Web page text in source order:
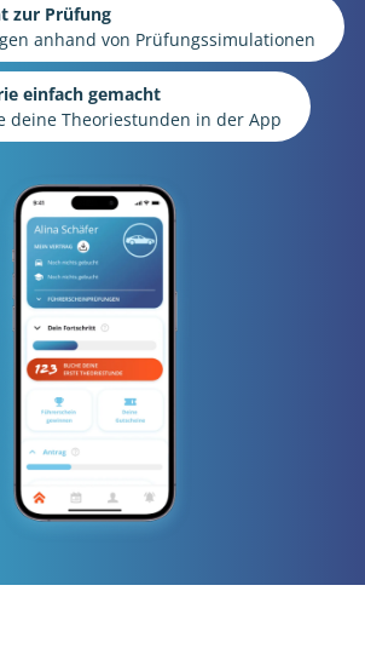
zur Prüfung
anhand von Prüfungssimulationen
einfach gemacht
deine Theoriestunden in der App